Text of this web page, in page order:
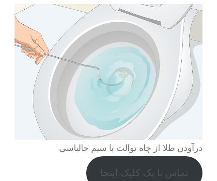
درآودن طلا از چاه توالت با سیم جالباسی
تماس با یک کلیک اینجا